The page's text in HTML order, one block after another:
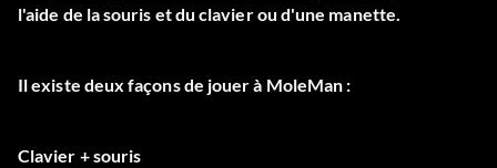
l'aide de la souris et du clavier ou d'une manette.
Il existe deux façons de jouer à MoleMan :
Clavier + souris